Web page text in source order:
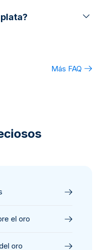
Más FAQ
el oro
oro